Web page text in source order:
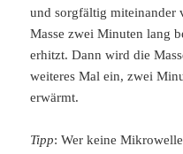
und sorgfältig miteinander
Masse zwei Minuten lang
erhitzt. Dann wird die
weiteres Mal ein, zwei
erwärmt.
Tipp: Wer keine